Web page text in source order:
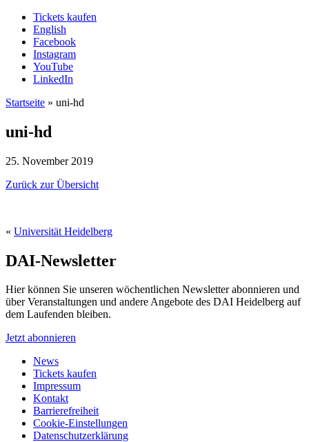
Tickets kaufen
English
Facebook
Instagram
YouTube
LinkedIn
Startseite » uni-hd
uni-hd
25. November 2019
Zurück zur Übersicht
« Universität Heidelberg
DAI-Newsletter
Hier können Sie unseren wöchentlichen Newsletter abonnieren und
über Veranstaltungen und andere Angebote des DAI Heidelberg auf
dem Laufenden bleiben.
Jetzt abonnieren
News
Tickets kaufen
Impressum
Kontakt
Barrierefreiheit
Cookie-Einstellungen
Datenschutzerklärung